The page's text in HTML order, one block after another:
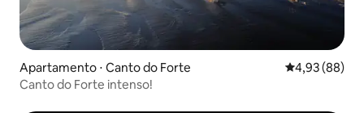
Apartamento ⋅ Canto do Forte 4,93 de uma
4,93 (88)
Canto do Forte intenso!